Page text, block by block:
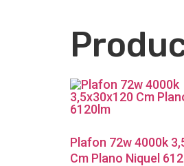
Plafon 72w 4000k
Cm Plano Niquel